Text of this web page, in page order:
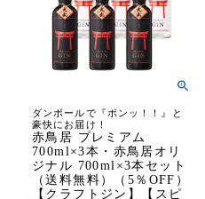
ダンボールで『ボンッ！！』と
豪快にお届け！
赤鳥居 プレミアム
700ml×3本・赤鳥居オリ
ジナル 700ml×3本セット
（送料無料）（5％OFF）
【クラフトジン】【スピ